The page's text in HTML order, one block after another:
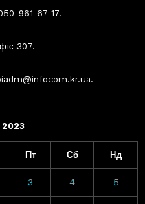
961-67-17.
307.
2023
Пт Сб Нд
3 4 5